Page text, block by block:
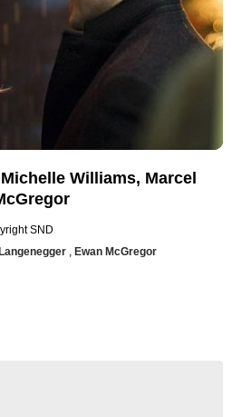
Williams, Marcel
SND
, Ewan McGregor